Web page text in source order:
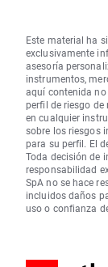
Este material ha
exclusivamente
asesoría
instrumentos,
aquí contenida
perfil de riesgo
en cualquier
sobre los riesgos
para su perfil. El
Toda decisión de
responsabilidad
SpA no se hace
incluidos daños
uso o confianza